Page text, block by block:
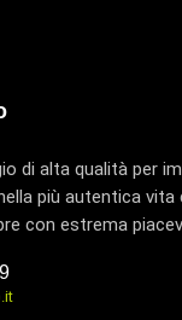
di alta qualità per
più autentica vita
con estrema